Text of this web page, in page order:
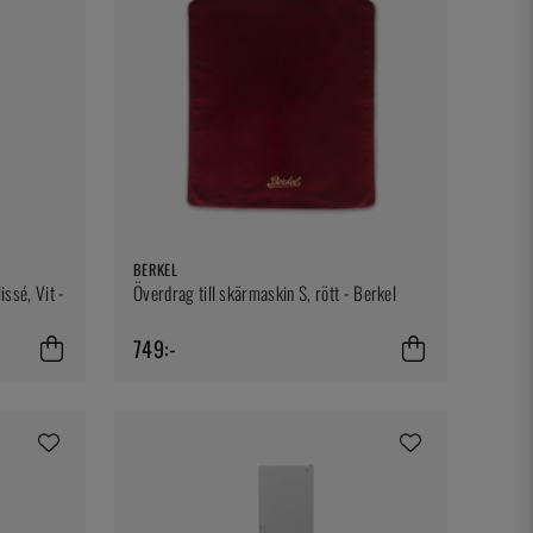
Vit -
BERKEL
Överdrag till skärmaskin S, rött - Berkel
749:-